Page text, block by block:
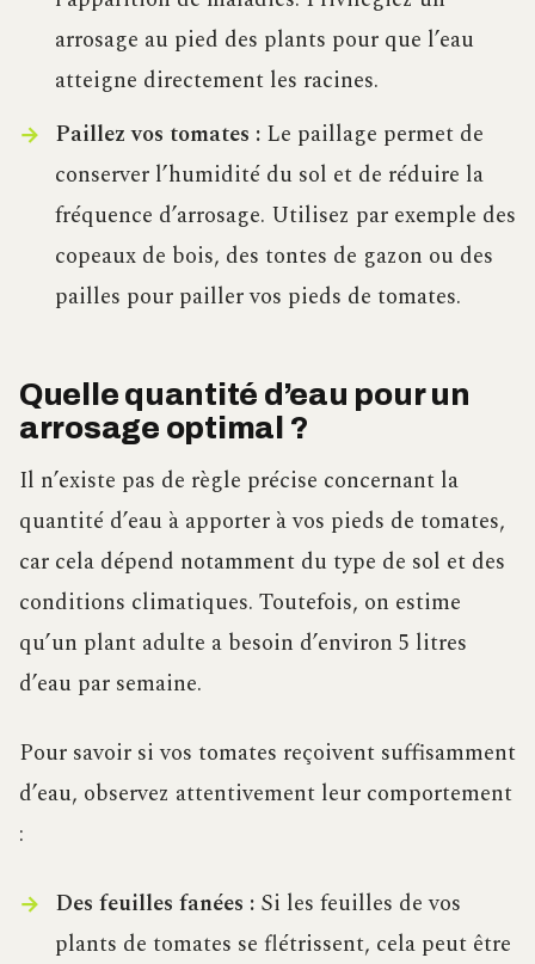
arrosage au pied des plants pour que l’eau
atteigne directement les racines.
Paillez vos tomates :Le paillage permet de
conserver l’humidité du sol et de réduire la
fréquence d’arrosage. Utilisez par exemple des
copeaux de bois, des tontes de gazon ou des
pailles pour pailler vos pieds de tomates.
Quelle quantité d’eau pour un
arrosage optimal ?
Il n’existe pas de règle précise concernant la
quantité d’eau à apporter à vos pieds de tomates,
car cela dépend notamment du type de sol et des
conditions climatiques. Toutefois, on estime
qu’un plant adulte a besoin d’environ 5 litres
d’eau par semaine.
Pour savoir si vos tomates reçoivent suffisamment
d’eau, observez attentivement leur comportement
:
Des feuilles fanées :Si les feuilles de vos
plants de tomates se flétrissent, cela peut être